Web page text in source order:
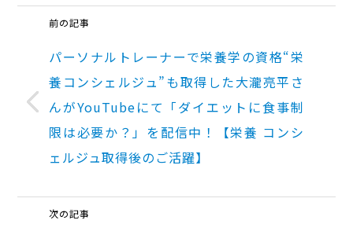
前の記事
パーソナルトレーナーで栄養学の資格“栄
養コンシェルジュ”も取得した大瀧亮平さ
んがYouTubeにて「ダイエットに食事制
限は必要か？」を配信中！【栄養 コンシ
ェルジュ取得後のご活躍】
次の記事